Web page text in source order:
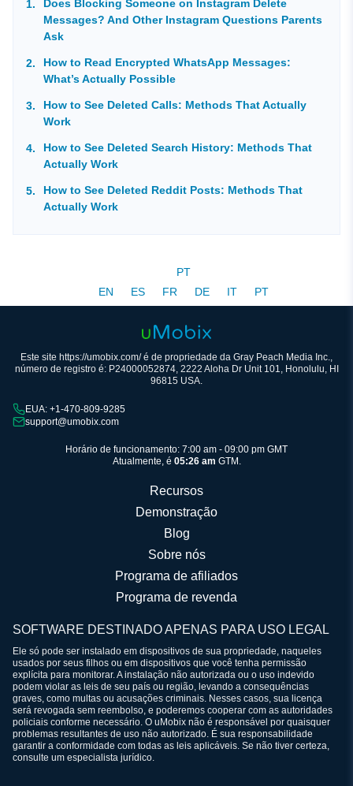
Does Blocking Someone on Instagram Delete
Messages? And Other Instagram Questions Parents
Ask
How to Read Encrypted WhatsApp Messages:
What’s Actually Possible
How to See Deleted Calls: Methods That Actually
Work
How to See Deleted Search History: Methods That
Actually Work
How to See Deleted Reddit Posts: Methods That
Actually Work
PT
EN
ES FR DE IT PT
Este site https://umobix.com/ é de propriedade da Gray Peach Media Inc.,
número de registro é: P24000052874, 2222 Aloha Dr Unit 101, Honolulu, HI
96815 USA.
EUA: +1-470-809-9285
support@umobix.com
Horário de funcionamento: 7:00 am - 09:00 pm GMT
Atualmente, é 05:26 am GTM.
Recursos
Demonstração
Blog
Sobre nós
Programa de afiliados
Programa de revenda
SOFTWARE DESTINADO APENAS PARA USO LEGAL
Ele só pode ser instalado em dispositivos de sua propriedade, naqueles
usados por seus filhos ou em dispositivos que você tenha permissão
explícita para monitorar. A instalação não autorizada ou o uso indevido
podem violar as leis de seu país ou região, levando a consequências
graves, como multas ou acusações criminais. Nesses casos, sua licença
será revogada sem reembolso, e poderemos cooperar com as autoridades
policiais conforme necessário. O uMobix não é responsável por quaisquer
problemas resultantes de uso não autorizado. É sua responsabilidade
garantir a conformidade com todas as leis aplicáveis. Se não tiver certeza,
consulte um especialista jurídico.